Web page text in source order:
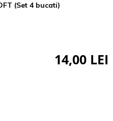
(Set 4 bucati)
14,00 LEI